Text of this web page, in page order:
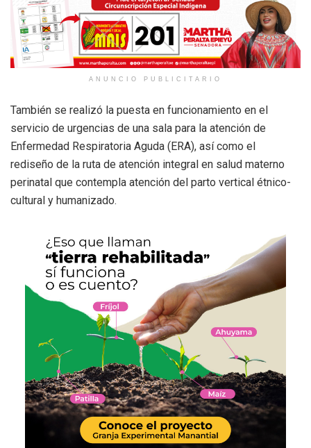
ANUNCIO PUBLICITARIO
También se realizó la puesta en funcionamiento en el
servicio de urgencias de una sala para la atención de
Enfermedad Respiratoria Aguda (ERA), así como el
rediseño de la ruta de atención integral en salud materno
perinatal que contempla atención del parto vertical étnico-
cultural y humanizado.